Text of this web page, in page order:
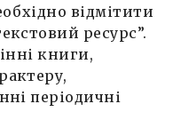
відмітити
ресурс”.
книги,
періодичні